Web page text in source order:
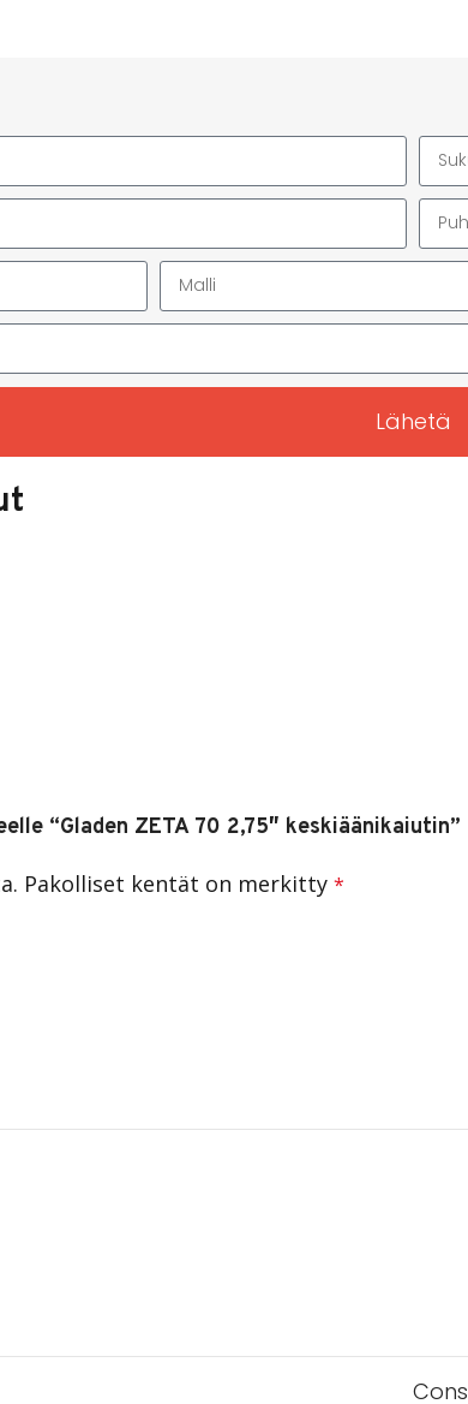
Lähetä
“Gladen ZETA 70 2,75″ keskiäänikaiutin”
Pakolliset kentät on merkitty *
Cons